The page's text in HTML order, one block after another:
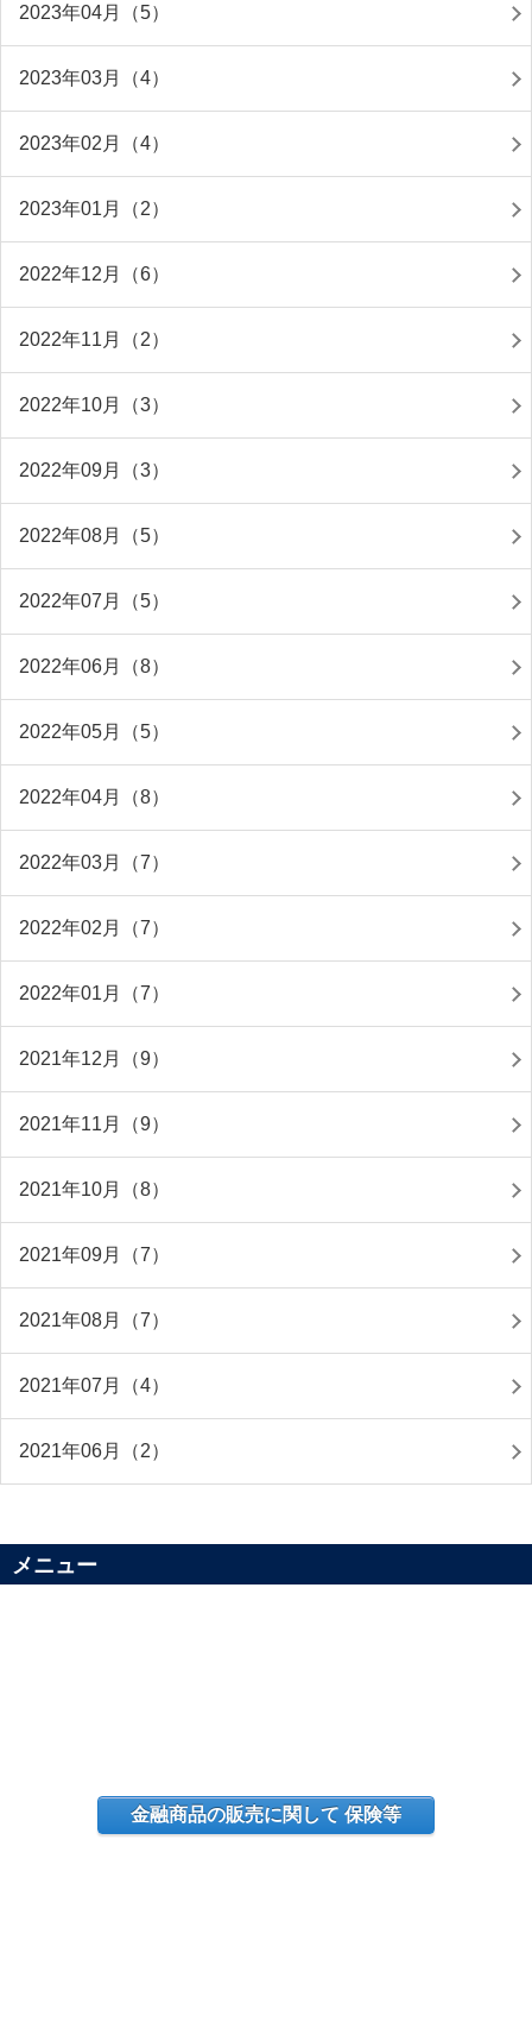
2023年04月（5）
2023年03月（4）
2023年02月（4）
2023年01月（2）
2022年12月（6）
2022年11月（2）
2022年10月（3）
2022年09月（3）
2022年08月（5）
2022年07月（5）
2022年06月（8）
2022年05月（5）
2022年04月（8）
2022年03月（7）
2022年02月（7）
2022年01月（7）
2021年12月（9）
2021年11月（9）
2021年10月（8）
2021年09月（7）
2021年08月（7）
2021年07月（4）
2021年06月（2）
メニュー
金融商品の販売に関して 保険等